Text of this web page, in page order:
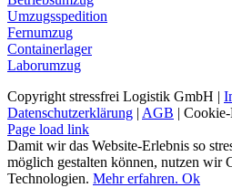
Umzugsspedition
Fernumzug
Containerlager
Laborumzug
Copyright stressfrei Logistik GmbH |
Datenschutzerklärung | AGB |
Facebook
Page load link
Damit wir das Website-Erlebnis so
möglich gestalten können, nutzen wir
Technologien. Mehr erfahren. Ok